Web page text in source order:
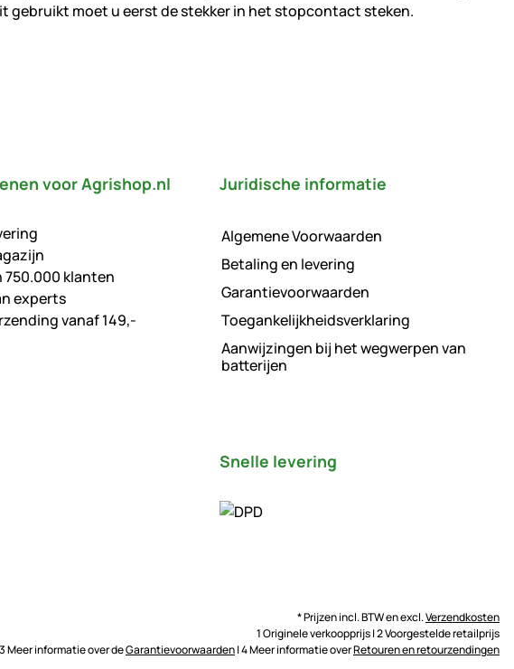
gebruikt moet u eerst de stekker in het stopcontact steken.
voor Agrishop.nl
750.000 klanten
experts
vanaf 149,-
Juridische informatie
Algemene Voorwaarden
Betaling en levering
Garantievoorwaarden
Toegankelijkheidsverklaring
Aanwijzingen bij het wegwerpen van
batterijen
Snelle levering
* Prijzen incl. BTW en excl.Verzendkosten
1 Originele verkoopprijs | 2 Voorgestelde retailprijs
3 Meer informatie over deGarantievoorwaarden| 4 Meer informatie overRetouren en retourzendingen